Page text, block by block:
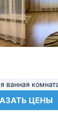
ванная
ЦЕНЫ